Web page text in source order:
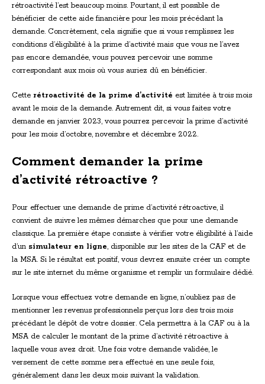
rétroactivité l’est beaucoup moins. Pourtant, il est possible de
bénéficier de cette aide financière pour les mois précédant la
demande. Concrètement, cela signifie que si vous remplissez les
conditions d’éligibilité à la prime d’activité mais que vous ne l’avez
pas encore demandée, vous pouvez percevoir une somme
correspondant aux mois où vous auriez dû en bénéficier.
Cette rétroactivité de la prime d’activité est limitée à trois mois
avant le mois de la demande. Autrement dit, si vous faites votre
demande en janvier 2023, vous pourrez percevoir la prime d’activité
pour les mois d’octobre, novembre et décembre 2022.
Comment demander la prime
d’activité rétroactive ?
Pour effectuer une demande de prime d’activité rétroactive, il
convient de suivre les mêmes démarches que pour une demande
classique. La première étape consiste à vérifier votre éligibilité à l’aide
d’un simulateur en ligne, disponible sur les sites de la CAF et de
la MSA. Si le résultat est positif, vous devrez ensuite créer un compte
sur le site internet du même organisme et remplir un formulaire dédié.
Lorsque vous effectuez votre demande en ligne, n’oubliez pas de
mentionner les revenus professionnels perçus lors des trois mois
précédant le dépôt de votre dossier. Cela permettra à la CAF ou à la
MSA de calculer le montant de la prime d’activité rétroactive à
laquelle vous avez droit. Une fois votre demande validée, le
versement de cette somme sera effectué en une seule fois,
généralement dans les deux mois suivant la validation.